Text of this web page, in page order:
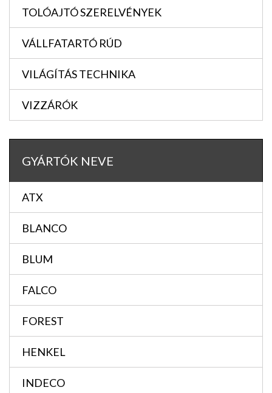
TOLÓAJTÓ SZERELVÉNYEK
VÁLLFATARTÓ RÚD
VILÁGÍTÁS TECHNIKA
VIZZÁRÓK
GYÁRTÓK NEVE
ATX
BLANCO
BLUM
FALCO
FOREST
HENKEL
INDECO